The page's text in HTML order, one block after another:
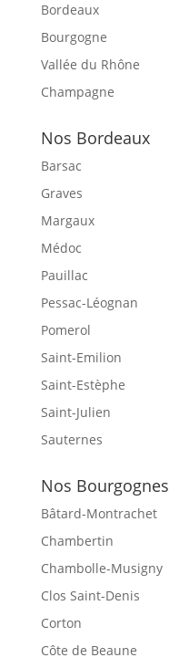
Bordeaux
Bourgogne
Vallée du Rhône
Champagne
Nos Bordeaux
Barsac
Graves
Margaux
Médoc
Pauillac
Pessac-Léognan
Pomerol
Saint-Emilion
Saint-Estèphe
Saint-Julien
Sauternes
Nos Bourgognes
Bâtard-Montrachet
Chambertin
Chambolle-Musigny
Clos Saint-Denis
Corton
Côte de Beaune